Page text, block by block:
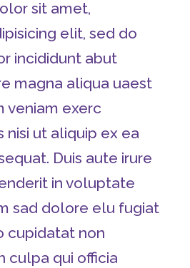
sit amet,
elit, sed do
incididunt abut
magna aliqua uaest
veniam exerc
ut aliquip ex ea
Duis aute irure
in voluptate
sad dolore elu fugiat
cupidatat non
culpa qui officia